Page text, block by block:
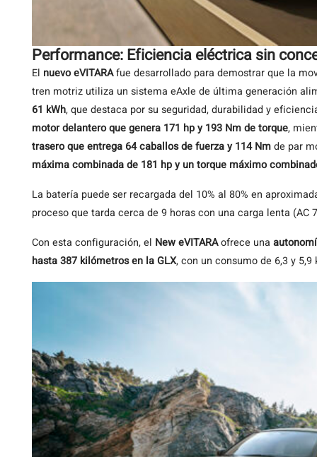
Performance: Eficiencia eléctrica sin
El nuevo eVITARAfue desarrollado para demostrar que la
tren motriz utiliza un sistema eAxle de última generación
61 kWh, que destaca por su seguridad, durabilidad y
motor delantero que genera 171 hp y 193 Nm de torque,
trasero que entrega 64 caballos de fuerza y 114 Nmde par
máxima combinada de 181 hp y un torque máximo
La batería puede ser recargada del 10% al 80% en
proceso que tarda cerca de 9 horas con una carga lenta (AC
Con esta configuración, el New eVITARAofrece una
hasta 387 kilómetros en la GLX, con un consumo de 6,3 y